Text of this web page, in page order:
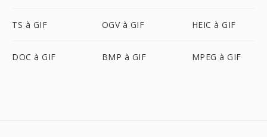
TS à GIF OGV à GIF HEIC à GIF
DOC à GIF BMP à GIF MPEG à GIF